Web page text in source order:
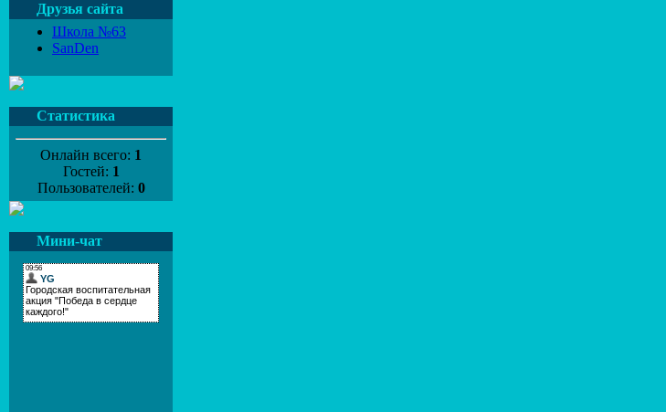
Друзья сайта
Школа №63
SanDen
Статистика
Онлайн всего: 1
Гостей: 1
Пользователей: 0
Мини-чат